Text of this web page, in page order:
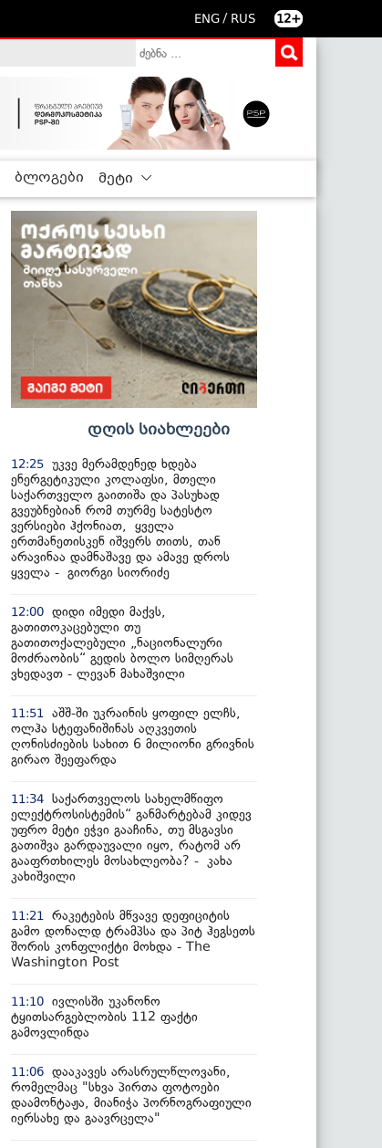
ENG / RUS 12+
ბლოგები მეტი
დღის სიახლეები
12:25 უკვე მერამდენედ ხდება
ენერგეტიკული კოლაფსი, მთელი
საქართველო გაითიშა და პასუხად
გვეუბნებიან რომ თურმე სატესტო
ვერსიები ჰქონიათ, ყველა
ერთმანეთისკენ იშვერს თითს, თან
არავინაა დამნაშავე და ამავე დროს
ყველა - გიორგი სიორიძე
12:00 დიდი იმედი მაქვს,
გათითოკაცებული თუ
გათითოქალებული „ნაციონალური
მოძრაობის“ გედის ბოლო სიმღერას
ვხედავთ - ლევან მახაშვილი
11:51
აშშ-ში უკრაინის ყოფილ ელჩს,
ოლჰა სტეფანიშინას აღკვეთის
ღონისძიების სახით 6 მილიონი გრივნის
გირაო შეეფარდა
11:34 საქართველოს სახელმწიფო
ელექტროსისტემის“ განმარტებამ კიდევ
უფრო მეტი ეჭვი გააჩინა, თუ მსგავსი
გათიშვა გარდაუვალი იყო, რატომ არ
გააფრთხილეს მოსახლეობა? - კახა
კახიშვილი
11:21
რაკეტების მწვავე დეფიციტის
გამო დონალდ ტრამპსა და პიტ ჰეგსეთს
შორის კონფლიქტი მოხდა - The
Washington Post
11:10 ივლისში უკანონო
ტყითსარგებლობის 112 ფაქტი
გამოვლინდა
11:06 დააკავეს არასრულწლოვანი,
რომელმაც "სხვა პირთა ფოტოები
დაამონტაჟა, მიანიჭა პორნოგრაფიული
იერსახე და გაავრცელა"